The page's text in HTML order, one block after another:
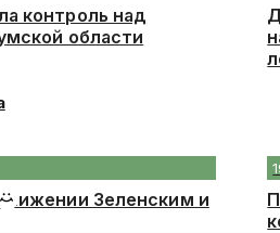
контроль над
области
Зеленским и